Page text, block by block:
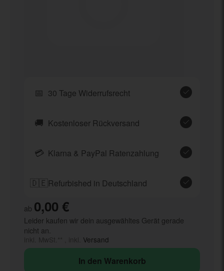
📅 30 Tage Widerrufsrecht
🚚 Kostenloser Rückversand
💳 Klarna & PayPal Ratenzahlung
🇩🇪Refurbished in Deutschland
ab 0,00 €
Leider kaufen wir dein ausgewähltes Gerät gerade
nicht an.
Versand
In den Warenkorb